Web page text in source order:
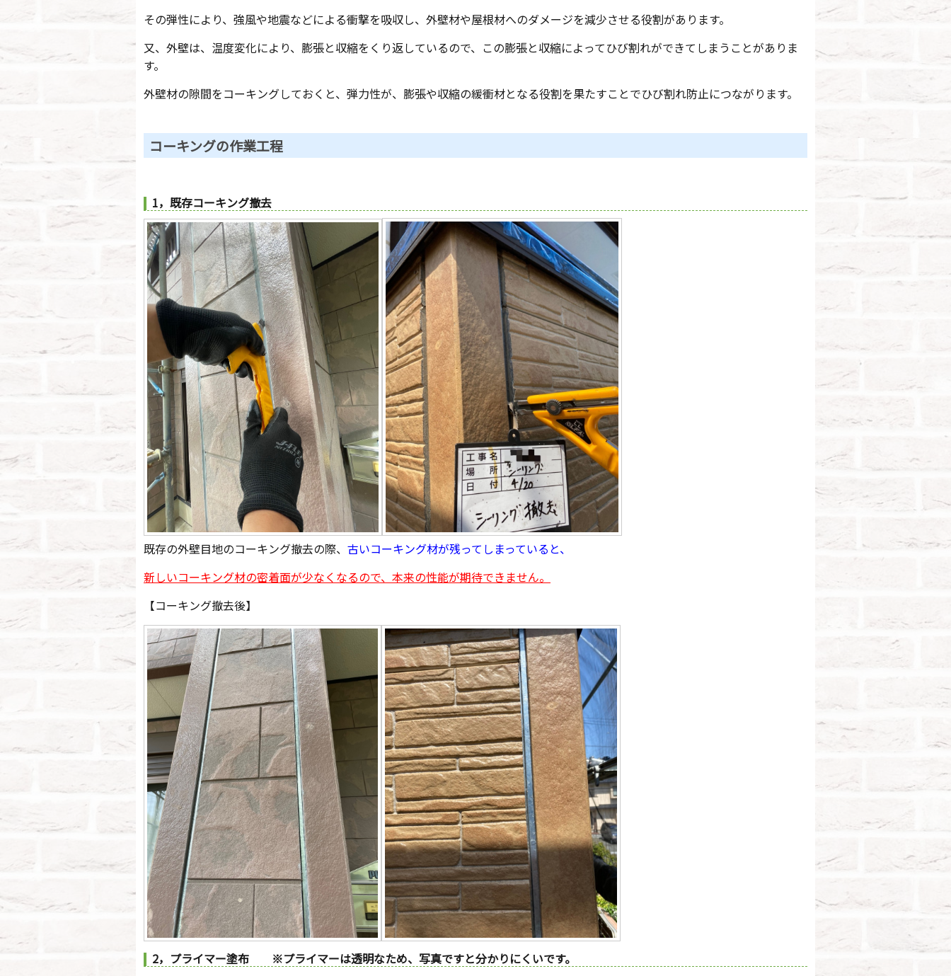
その弾性により、強風や地震などによる衝撃を吸収し、外壁材や屋根材へのダメージを減少させる役割があります。
又、外壁は、温度変化により、膨張と収縮をくり返しているので、 この膨張と収縮によってひび割れができてしまうことがありま
す。
外壁材の隙間をコーキングしておくと、 弾力性が、膨張や収縮の緩衝材となる役割を果たすことでひび割れ防止につながります。
コーキングの作業工程
1，既存コーキング撤去
既存の外壁目地のコーキング撤去の際、 古いコーキング材が残ってしまっていると、
新しいコーキング材の密着面が少なくなるので、本来の性能が期待できません。
【コーキング撤去後】
2，プライマー塗布 ※プライマーは透明なため、写真ですと分かりにくいです。